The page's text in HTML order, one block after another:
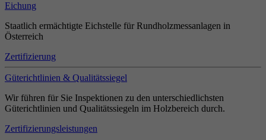
Eichung
Staatlich ermächtigte Eichstelle für Rundholzmessanlagen in
Österreich
Zertifizierung
Güterichtlinien & Qualitätssiegel
Wir führen für Sie Inspektionen zu den unterschiedlichsten
Güterichtlinien und Qualitätssiegeln im Holzbereich durch.
Zertifizierungsleistungen